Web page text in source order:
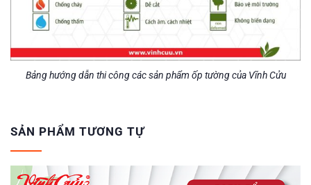
Bảng hướng dẫn thi công các sản phẩm ốp tường của Vĩnh Cửu
SẢN PHẨM TƯƠNG TỰ